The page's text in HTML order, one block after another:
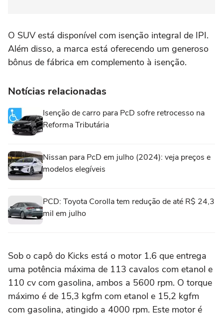
O SUV está disponível com isenção integral de IPI.
Além disso, a marca está oferecendo um generoso
bônus de fábrica em complemento à isenção.
Notícias relacionadas
Isenção de carro para PcD sofre retrocesso na
Reforma Tributária
Nissan para PcD em julho (2024): veja preços e
modelos elegíveis
PCD: Toyota Corolla tem redução de até R$ 24,3
mil em julho
Sob o capô do Kicks está o motor 1.6 que entrega
uma potência máxima de 113 cavalos com etanol e
110 cv com gasolina, ambos a 5600 rpm. O torque
máximo é de 15,3 kgfm com etanol e 15,2 kgfm
com gasolina, atingido a 4000 rpm. Este motor é